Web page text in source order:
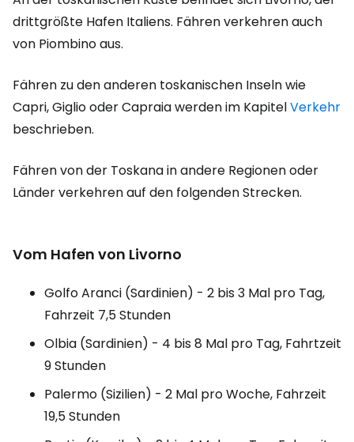
drittgrößte Hafen Italiens. Fähren verkehren auch
von Piombino aus.
Fähren zu den anderen toskanischen Inseln wie
Capri, Giglio oder Capraia werden im KapitelVerkehr
beschrieben.
Fähren von der Toskana in andere Regionen oder
Länder verkehren auf den folgenden Strecken.
Vom Hafen von Livorno
Golfo Aranci (Sardinien) - 2 bis 3 Mal pro Tag,
Fahrzeit 7,5 Stunden
Olbia (Sardinien) - 4 bis 8 Mal pro Tag, Fahrtzeit
9 Stunden
Palermo (Sizilien) - 2 Mal pro Woche, Fahrzeit
19,5 Stunden